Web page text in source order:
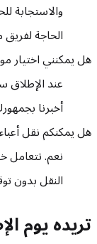
الحاجة
هل يمكنني اختيار
عند
أخبرنا
هل يمكنكم نقل
نعم. تتعامل
النقل بدون
تريده يوم